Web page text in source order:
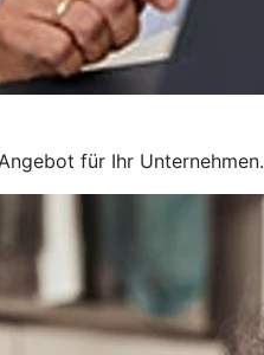
für Ihr Unternehmen.